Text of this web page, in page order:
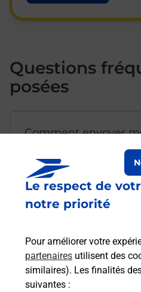
Le respect de
notre priorité
Pour améliorer votre
partenaires utilisent des
similaires). Les finalités
suivantes :
Questions
posées
Comment envoyer
Est-il possible
emballage
Comment
modification de